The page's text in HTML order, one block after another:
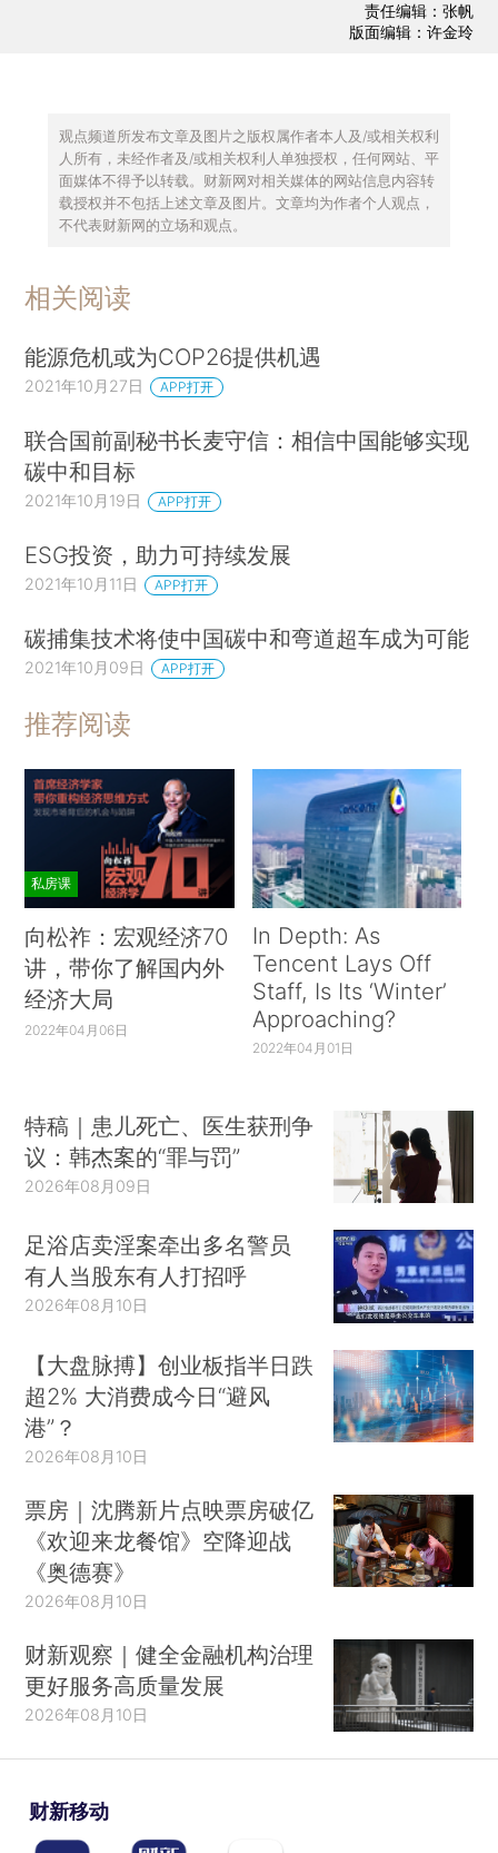
责任编辑：张帆
版面编辑：许金玲
观点频道所发布文章及图片之版权属作者本人及/或相关权利
人所有，未经作者及/或相关权利人单独授权，任何网站、平
面媒体不得予以转载。财新网对相关媒体的网站信息内容转
载授权并不包括上述文章及图片。文章均为作者个人观点，
不代表财新网的立场和观点。
相关阅读
能源危机或为COP26提供机遇
2021年10月27日 APP打开
联合国前副秘书长麦守信：相信中国能够实现
碳中和目标
2021年10月19日 APP打开
ESG投资，助力可持续发展
2021年10月11日 APP打开
碳捕集技术将使中国碳中和弯道超车成为可能
2021年10月09日 APP打开
推荐阅读
私房课
向松祚：宏观经济70
讲，带你了解国内外
经济大局
2022年04月06日
In Depth: As
Tencent Lays Off
Staff, Is Its ‘Winter’
Approaching?
2022年04月01日
特稿｜患儿死亡、医生获刑争
议：韩杰案的“罪与罚”
2026年08月09日
足浴店卖淫案牵出多名警员
有人当股东有人打招呼
2026年08月10日
【大盘脉搏】创业板指半日跌
超2% 大消费成今日“避风
港”？
2026年08月10日
票房｜沈腾新片点映票房破亿
《欢迎来龙餐馆》空降迎战
《奥德赛》
2026年08月10日
财新观察｜健全金融机构治理
更好服务高质量发展
2026年08月10日
财新移动